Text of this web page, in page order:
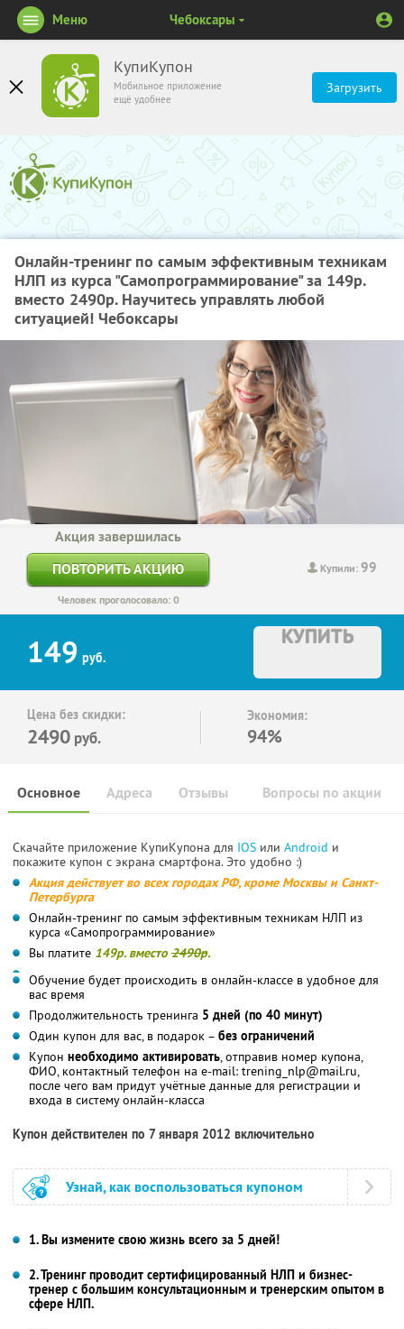
КупиКупон
Мобильное приложение
ещё удобнее
Загрузить
Меню Чебоксары
Онлайн-тренинг по самым эффективным техникам
НЛП из курса "Самопрограммирование" за 149р.
вместо 2490р. Научитесь управлять любой
ситуацией! Чебоксары
Купили:99
Акция завершилась
ПОВТОРИТЬ АКЦИЮ
Человек проголосовало: 0
149 руб.
КУПИТЬ
Цена без скидки:
2490 руб.
Экономия:
94%
Основное Отзывы Вопросы по акции
Адреса
Скачайте приложение КупиКупона для IOS или Android и
покажите купон с экрана смартфона. Это удобно :)
Акция действует во всех городах РФ, кроме Москвы и Санкт-
Петербурга
Онлайн-тренинг по самым эффективным техникам НЛП из
курса «Самопрограммирование»
Вы платите 149р. вместо 2490р.
Обучение будет происходить в онлайн-классе в удобное для
вас время
Продолжительность тренинга 5 дней (по 40 минут)
Один купон для вас, в подарок – без ограничений
Купон необходимо активировать, отправив номер купона,
ФИО, контактный телефон на e-mail: trening_nlp@mail.ru,
после чего вам придут учётные данные для регистрации и
входа в систему онлайн-класса
Купон действителен по 7 января 2012 включительно
Узнай, как воспользоваться купоном
1. Вы измените свою жизнь всего за 5 дней!
2. Тренинг проводит сертифицированный НЛП и бизнес-
тренер с большим консультационным и тренерским опытом в
сфере НЛП.